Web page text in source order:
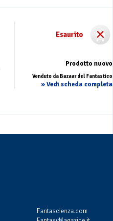
Esaurito
Prodotto nuovo
Venduto da Bazaar del Fantastico
» Vedi scheda completa
Fantascienza.com